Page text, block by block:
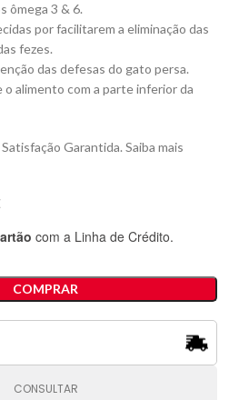
ômega 3 & 6.
por facilitarem a eliminação das
fezes.
das defesas do gato persa.
alimento com a parte inferior da
Garantida. Saiba mais
com a Linha de Crédito.
COMPRAR
CONSULTAR